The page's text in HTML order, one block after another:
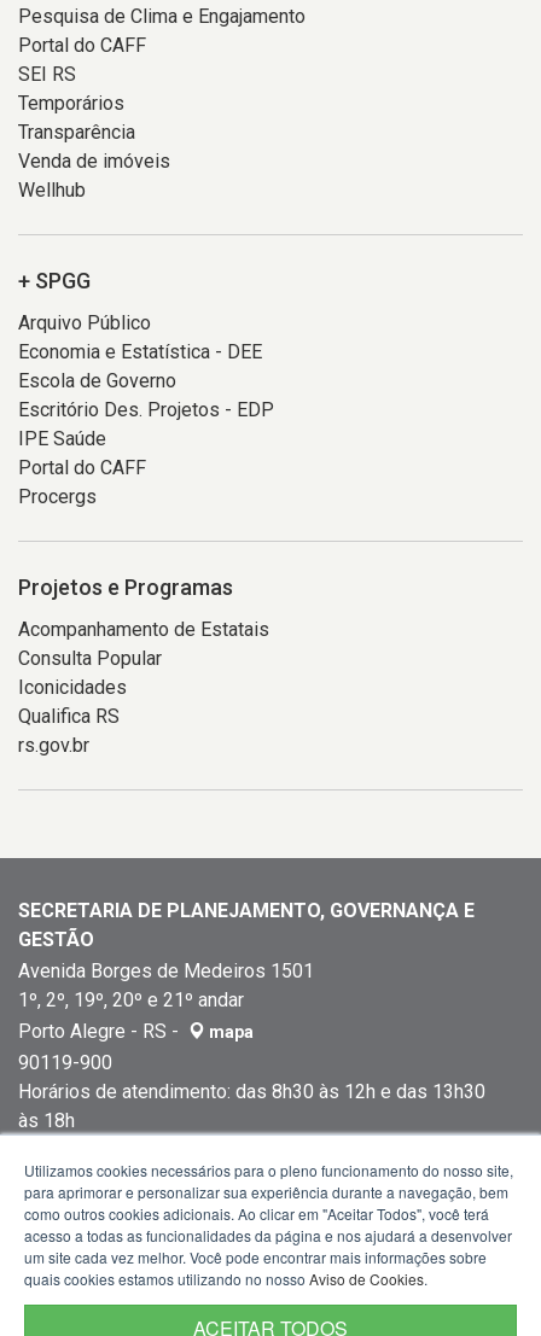
Pesquisa de Clima e Engajamento
Portal do CAFF
SEI RS
Temporários
Transparência
Venda de imóveis
Wellhub
+ SPGG
Arquivo Público
Economia e Estatística - DEE
Escola de Governo
Escritório Des. Projetos - EDP
IPE Saúde
Portal do CAFF
Procergs
Projetos e Programas
Acompanhamento de Estatais
Consulta Popular
Iconicidades
Qualifica RS
rs.gov.br
SECRETARIA DE PLANEJAMENTO, GOVERNANÇA E
GESTÃO
Avenida Borges de Medeiros 1501
1º, 2º, 19º, 20º e 21º andar
Porto Alegre - RS -
mapa
90119-900
Horários de atendimento: das 8h30 às 12h e das 13h30
às 18h
Utilizamos cookies necessários para o pleno funcionamento do nosso site,
para aprimorar e personalizar sua experiência durante a navegação, bem
como outros cookies adicionais. Ao clicar em "Aceitar Todos", você terá
acesso a todas as funcionalidades da página e nos ajudará a desenvolver
um site cada vez melhor. Você pode encontrar mais informações sobre
quais cookies estamos utilizando no nosso Aviso de Cookies.
ACEITAR TODOS